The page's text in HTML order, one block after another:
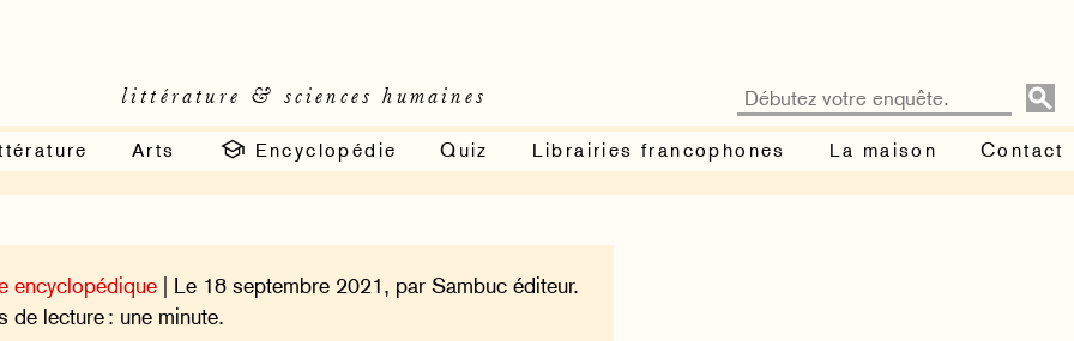
littérature & sciences humaines
Arts Encyclopédie Quiz Librairies francophones La maison Contact
encyclopédique | Le 18 septembre 2021, par Sambuc éditeur.
de lecture : une minute.